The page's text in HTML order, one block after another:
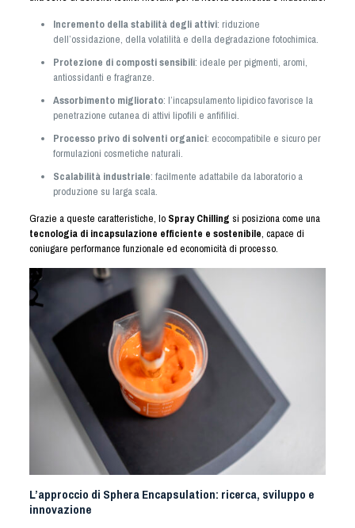
Incremento della stabilità degli attivi: riduzione
dell’ossidazione, della volatilità e della degradazione fotochimica.
Protezione di composti sensibili: ideale per pigmenti, aromi,
antiossidanti e fragranze.
Assorbimento migliorato: l’incapsulamento lipidico favorisce la
penetrazione cutanea di attivi lipofili e anfifilici.
Processo privo di solventi organici: ecocompatibile e sicuro per
formulazioni cosmetiche naturali.
Scalabilità industriale: facilmente adattabile da laboratorio a
produzione su larga scala.
Grazie a queste caratteristiche, lo Spray Chilling si posiziona come una
tecnologia di incapsulazione efficiente e sostenibile, capace di
coniugare performance funzionale ed economicità di processo.
L’approccio di Sphera Encapsulation: ricerca, sviluppo e
innovazione